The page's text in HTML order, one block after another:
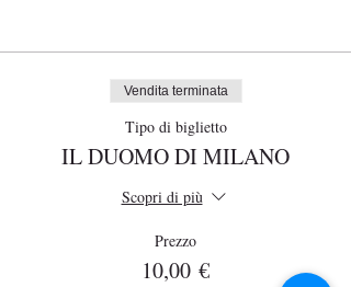
Vendita terminata
Tipo di biglietto
IL DUOMO DI MILANO
Scopri di più
Prezzo
10,00 €